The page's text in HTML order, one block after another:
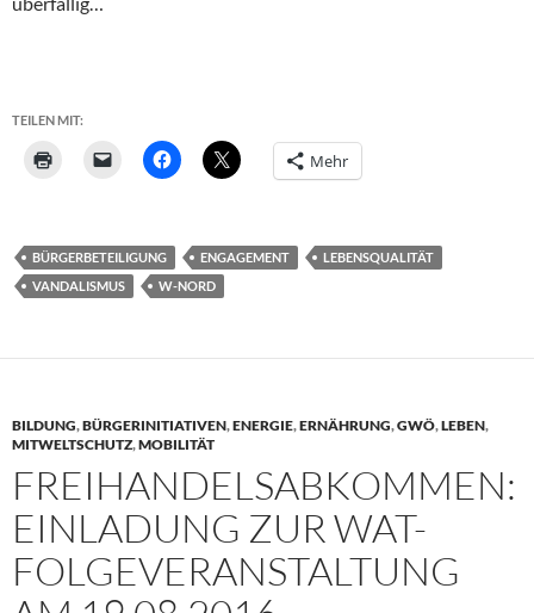
TEILEN MIT:
Mehr
BÜRGERBETEILIGUNG ENGAGEMENT
LEBENSQUALITÄT
VANDALISMUS
W-NORD
BILDUNG,BÜRGERINITIATIVEN,ENERGIE,ERNÄHRUNG,GWÖ,LEBEN,
MITWELTSCHUTZ,MOBILITÄT
FREIHANDELSABKOMMEN:
EINLADUNG ZUR WAT-
FOLGEVERANSTALTUNG